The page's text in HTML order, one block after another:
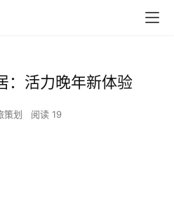
：活力晚年新体验
策划 阅读 19